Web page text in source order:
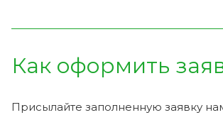
Как оформить
Присылайте заполненную заявку